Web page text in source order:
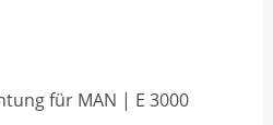
für MAN | E 3000